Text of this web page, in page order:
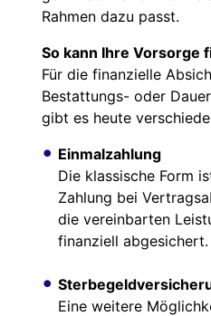
Rahmen dazu passt.
So kann Ihre Vorsorge
Für die finanzielle
Bestattungs- oder
gibt es heute
Einmalzahlung
Die klassische Form
Zahlung bei
die vereinbarten
finanziell abgesichert.
Eine weitere